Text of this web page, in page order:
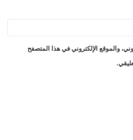
والموقع الإلكتروني في هذا المتصفح